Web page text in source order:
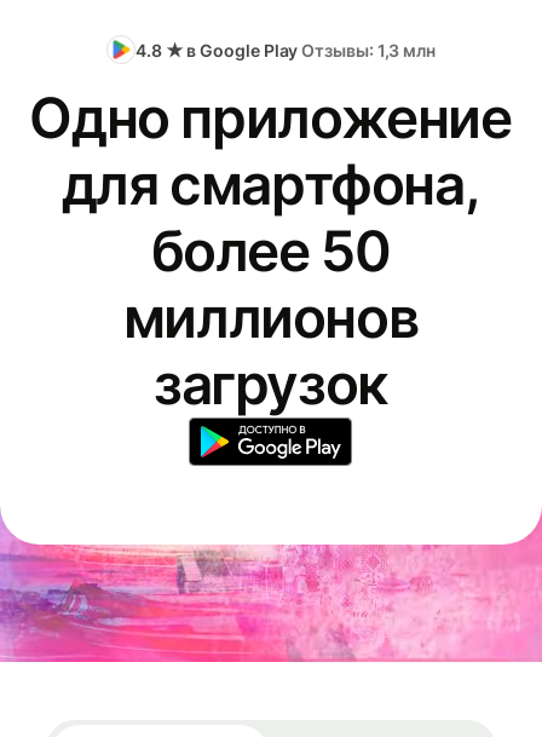
4.8 ★ в Google PlayОтзывы: 1,3 млн
Одно приложение
для смартфона,
более 50
миллионов
загрузок